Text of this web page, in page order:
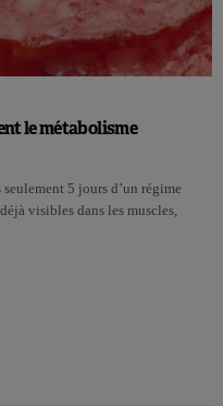
le métabolisme
5 jours d’un régime
visibles dans les muscles,